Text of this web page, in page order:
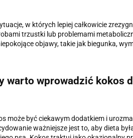
w których lepiej całkowicie
trzustki lub problemami
objawy, takie jak biegunka,
warto wprowadzić kokos
może być ciekawym dodatkiem i
ważniejsze jest to, aby dieta